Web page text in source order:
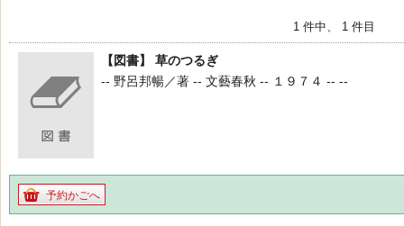
1 件中、 1 件目
【図書】 草のつるぎ
-- 野呂邦暢／著 -- 文藝春秋 -- １９７４ -- --
予約かごへ